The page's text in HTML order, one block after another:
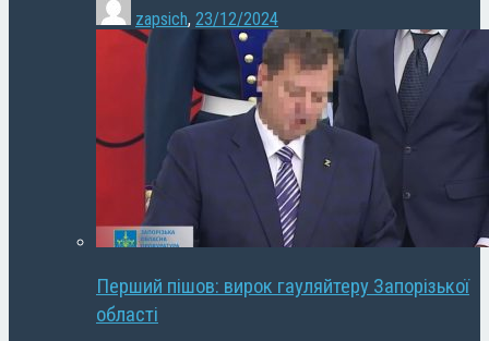
zapsich, 23/12/2024
Перший пішов: вирок гауляйтеру Запорізької
області